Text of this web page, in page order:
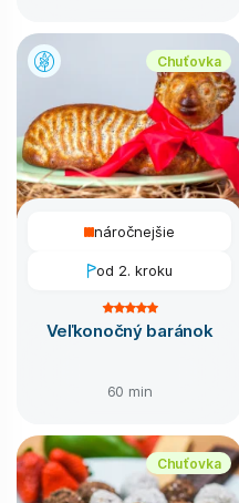
Chuťovka
náročnejšie
od 2. kroku
Veľkonočný baránok
60 min
Chuťovka